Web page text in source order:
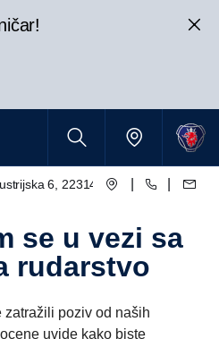
6, 22314 Krnješevci
rudarstvo
zatražili poziv od naših
uvide kako biste